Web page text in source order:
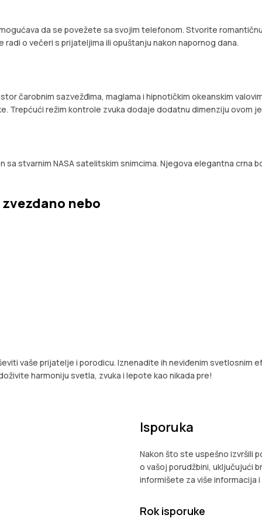
da se povežete sa svojim telefonom. Stvorite
o večeri s prijateljima ili opuštanju nakon napornog dana.
čarobnim sazvežđima, maglama i hipnotičkim okeanskim
Trepćući režim kontrole zvuka dodaje dodatnu dimenziju ovom
stvarnim NASA satelitskim snimcima. Njegova elegantna crna
nebo
vaše prijatelje i porodicu. Iznenadite ih neviđenim svetlosnim
harmoniju svetla, zvuka i lepote kao nikada pre!
Isporuka
Nakon što ste uspešno izvršili
o vašoj porudžbini, uključujući
informišete za više informacija
Rok isporuke